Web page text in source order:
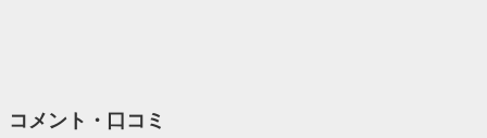
コメント・口コミ